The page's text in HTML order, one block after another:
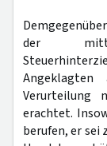
der
Verurteilung
erachtet.
berufen, er sei